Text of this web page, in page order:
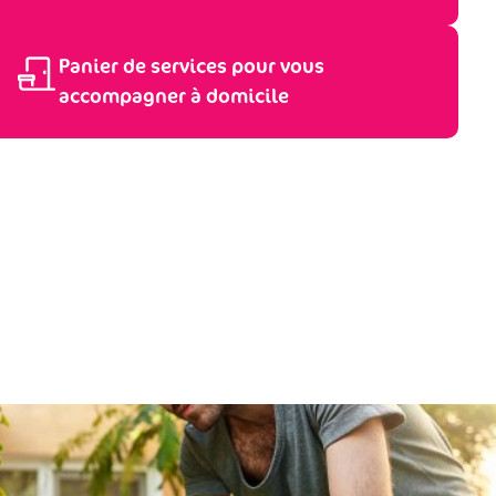
Panier de services pour vous
accompagner à domicile